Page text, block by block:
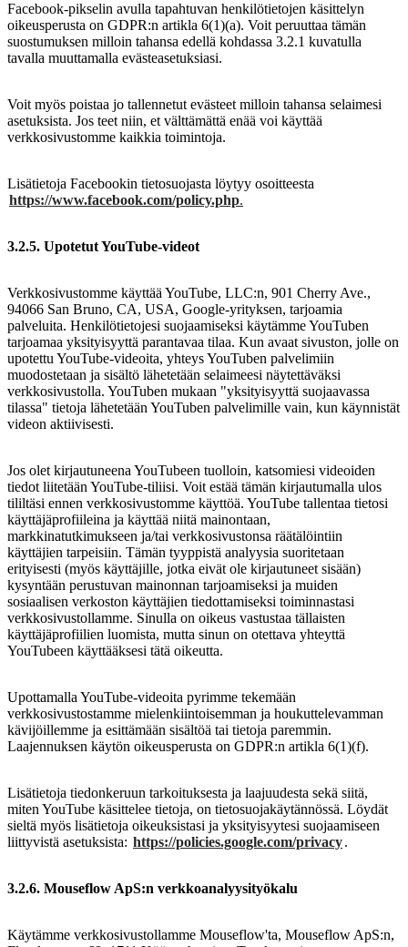
Facebook-pikselin avulla tapahtuvan henkilötietojen käsittelyn
oikeusperusta on GDPR:n artikla 6(1)(a). Voit peruuttaa tämän
suostumuksen milloin tahansa edellä kohdassa 3.2.1 kuvatulla
tavalla muuttamalla evästeasetuksiasi.
Voit myös poistaa jo tallennetut evästeet milloin tahansa selaimesi
asetuksista. Jos teet niin, et välttämättä enää voi käyttää
verkkosivustomme kaikkia toimintoja.
Lisätietoja Facebookin tietosuojasta löytyy osoitteesta
https://www.facebook.com/policy.php.
3.2.5. Upotetut YouTube-videot
Verkkosivustomme käyttää YouTube, LLC:n, 901 Cherry Ave.,
94066 San Bruno, CA, USA, Google-yrityksen, tarjoamia
palveluita. Henkilötietojesi suojaamiseksi käytämme YouTuben
tarjoamaa yksityisyyttä parantavaa tilaa. Kun avaat sivuston, jolle on
upotettu YouTube-videoita, yhteys YouTuben palvelimiin
muodostetaan ja sisältö lähetetään selaimeesi näytettäväksi
verkkosivustolla. YouTuben mukaan "yksityisyyttä suojaavassa
tilassa" tietoja lähetetään YouTuben palvelimille vain, kun käynnistät
videon aktiivisesti.
Jos olet kirjautuneena YouTubeen tuolloin, katsomiesi videoiden
tiedot liitetään YouTube-tiliisi. Voit estää tämän kirjautumalla ulos
tililtäsi ennen verkkosivustomme käyttöä. YouTube tallentaa tietosi
käyttäjäprofiileina ja käyttää niitä mainontaan,
markkinatutkimukseen ja/tai verkkosivustonsa räätälöintiin
käyttäjien tarpeisiin. Tämän tyyppistä analyysia suoritetaan
erityisesti (myös käyttäjille, jotka eivät ole kirjautuneet sisään)
kysyntään perustuvan mainonnan tarjoamiseksi ja muiden
sosiaalisen verkoston käyttäjien tiedottamiseksi toiminnastasi
verkkosivustollamme. Sinulla on oikeus vastustaa tällaisten
käyttäjäprofiilien luomista, mutta sinun on otettava yhteyttä
YouTubeen käyttääksesi tätä oikeutta.
Upottamalla YouTube-videoita pyrimme tekemään
verkkosivustostamme mielenkiintoisemman ja houkuttelevamman
kävijöillemme ja esittämään sisältöä tai tietoja paremmin.
Laajennuksen käytön oikeusperusta on GDPR:n artikla 6(1)(f).
Lisätietoja tiedonkeruun tarkoituksesta ja laajuudesta sekä siitä,
miten YouTube käsittelee tietoja, on tietosuojakäytännössä. Löydät
sieltä myös lisätietoja oikeuksistasi ja yksityisyytesi suojaamiseen
liittyvistä asetuksista: https://policies.google.com/privacy.
3.2.6. Mouseflow ApS:n verkkoanalyysityökalu
Käytämme verkkosivustollamme Mouseflow'ta, Mouseflow ApS:n,